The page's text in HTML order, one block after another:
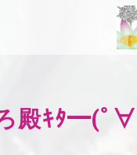
殿ｷﾀ━(ﾟ